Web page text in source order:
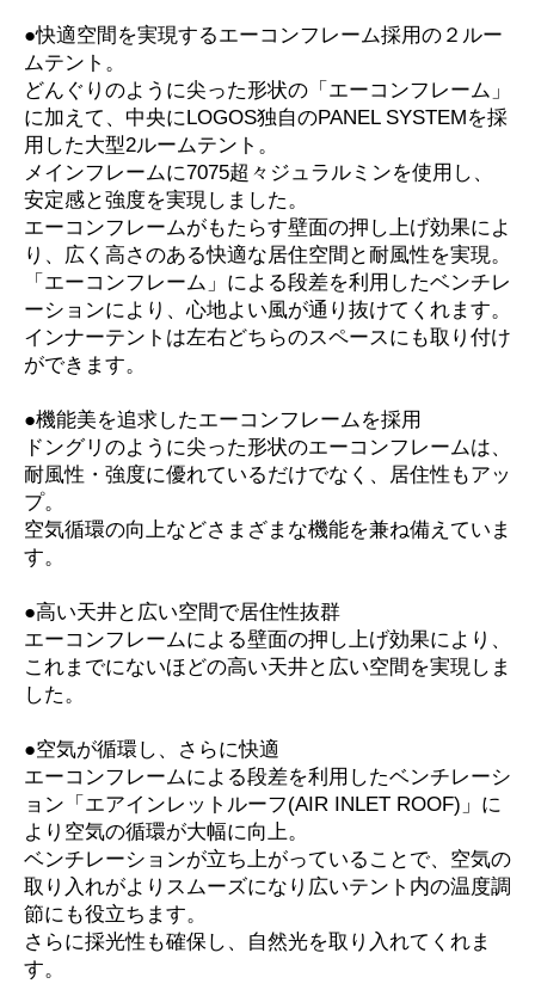
●快適空間を実現するエーコンフレーム採用の２ルー
ムテント。
どんぐりのように尖った形状の「エーコンフレーム」
に加えて、中央にLOGOS独自のPANEL SYSTEMを採
用した大型2ルームテント。
メインフレームに7075超々ジュラルミンを使用し、
安定感と強度を実現しました。
エーコンフレームがもたらす壁面の押し上げ効果によ
り、広く高さのある快適な居住空間と耐風性を実現。
「エーコンフレーム」による段差を利用したベンチレ
ーションにより、心地よい風が通り抜けてくれます。
インナーテントは左右どちらのスペースにも取り付け
ができます。
●機能美を追求したエーコンフレームを採用
ドングリのように尖った形状のエーコンフレームは、
耐風性・強度に優れているだけでなく、居住性もアッ
プ。
空気循環の向上などさまざまな機能を兼ね備えていま
す。
●高い天井と広い空間で居住性抜群
エーコンフレームによる壁面の押し上げ効果により、
これまでにないほどの高い天井と広い空間を実現しま
した。
●空気が循環し、さらに快適
エーコンフレームによる段差を利用したベンチレーシ
ョン「エアインレットルーフ(AIR INLET ROOF)」に
より空気の循環が大幅に向上。
ベンチレーションが立ち上がっていることで、空気の
取り入れがよりスムーズになり広いテント内の温度調
節にも役立ちます。
さらに採光性も確保し、自然光を取り入れてくれま
す。